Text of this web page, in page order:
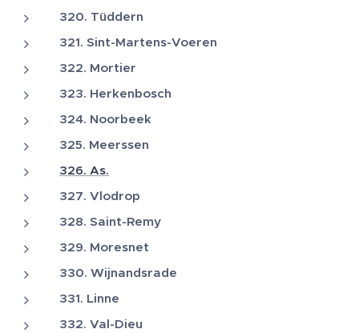
320. Tüddern
321. Sint-Martens-Voeren
322. Mortier
323. Herkenbosch
324. Noorbeek
325. Meerssen
326. As.
327. Vlodrop
328. Saint-Remy
329. Moresnet
330. Wijnandsrade
331. Linne
332. Val-Dieu